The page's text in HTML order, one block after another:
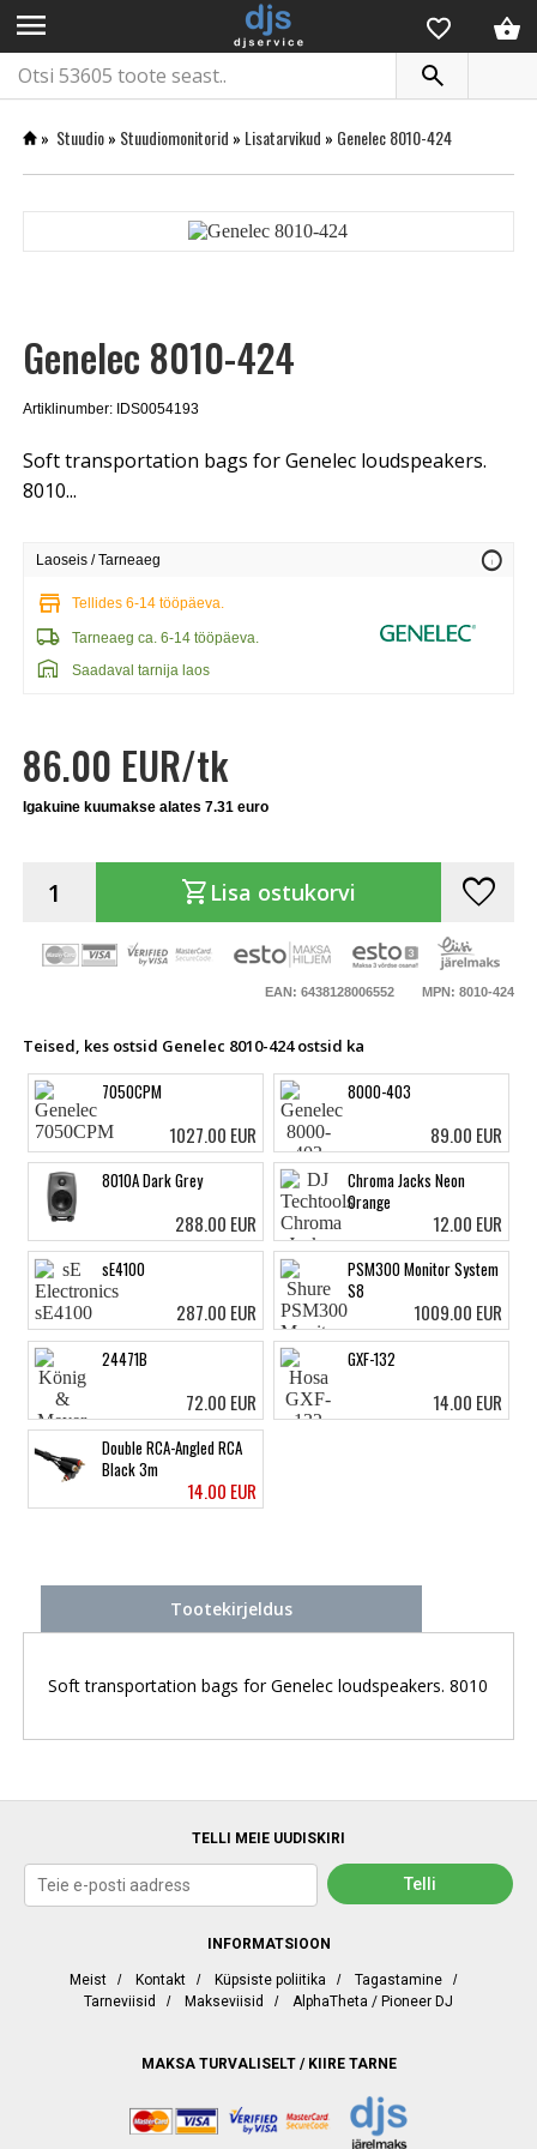
menu
» Stuudio» Stuudiomonitorid » Lisatarvikud » Genelec 8010-424
Genelec 8010-424
Artiklinumber: IDS0054193
Soft transportation bags for Genelec loudspeakers.
8010...
Laoseis / Tarneaeg info
store Tellides 6-14 tööpäeva.
local_shipping Tarneaeg ca. 6-14 tööpäeva.
warehouse Saadaval tarnija laos
86.00 EUR/tk
Igakuine kuumakse alates 7.31 euro
shopping_cart Lisa ostukorvi favorite
EAN: 6438128006552 MPN: 8010-424
Teised, kes ostsid Genelec 8010-424 ostsid ka
7050CPM
1027.00 EUR
8000-403
89.00 EUR
8010A Dark Grey
288.00 EUR
Chroma Jacks Neon
Orange
12.00 EUR
sE4100
287.00 EUR
PSM300 Monitor System
S8
1009.00 EUR
24471B
72.00 EUR
GXF-132
14.00 EUR
Double RCA-Angled RCA
Black 3m
14.00 EUR
Tootekirjeldus
Soft transportation bags for Genelec loudspeakers. 8010
TELLI MEIE UUDISKIRI
INFORMATSIOON
Meist / Kontakt / Küpsiste poliitika / Tagastamine /
Tarneviisid
/ Makseviisid / AlphaTheta / Pioneer DJ
MAKSA TURVALISELT / KIIRE TARNE